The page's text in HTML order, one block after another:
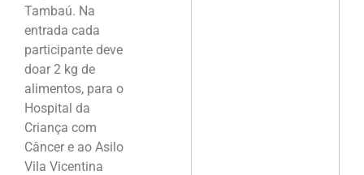
Tambaú. Na
entrada cada
participante deve
doar 2 kg de
alimentos, para o
Hospital da
Criança com
Câncer e ao Asilo
Vila Vicentina